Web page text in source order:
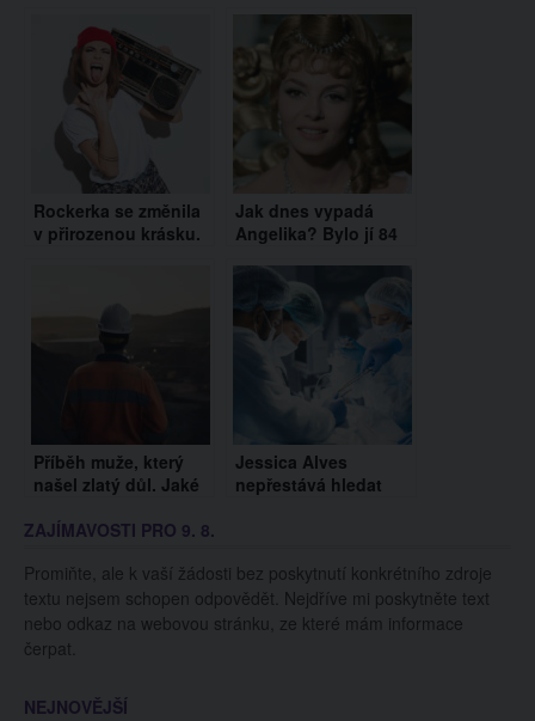
Rockerka se změnila
v přirozenou krásku.
Jak dnes vypadá
Angelika? Bylo jí 84
úžasně
Příběh muže, který
našel zlatý důl. Jaké
čekaly?
Jessica Alves
nepřestává hledat
ZAJÍMAVOSTI PRO 9. 8.
Promiňte, ale k vaší žádosti bez poskytnutí konkrétního zdroje
textu nejsem schopen odpovědět. Nejdříve mi poskytněte text
nebo odkaz na webovou stránku, ze které mám informace
čerpat.
NEJNOVĚJŠÍ